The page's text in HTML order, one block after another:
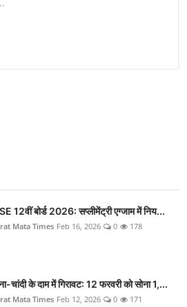
12वीं बोर्ड 2026: सप्लीमेंट्री एग्जाम में निय...
Mata Times Feb 16, 2026 0 178
चांदी के दाम में गिरावट: 12 फरवरी को सोना 1,...
Mata Times Feb 12, 2026 0 171